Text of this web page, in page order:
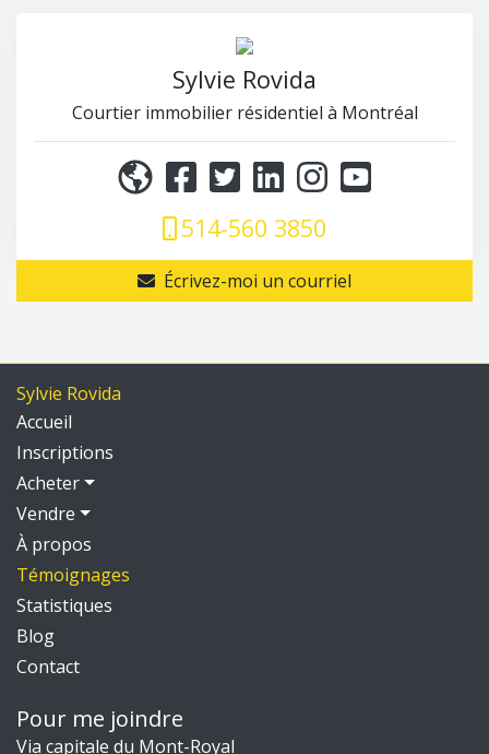
Sylvie Rovida
Courtier immobilier résidentiel à Montréal
514-560 3850
Écrivez-moi un courriel
Sylvie Rovida
Accueil
Inscriptions
Acheter
Vendre
À propos
Témoignages
Statistiques
Blog
Contact
Pour me joindre
Via capitale du Mont-Royal